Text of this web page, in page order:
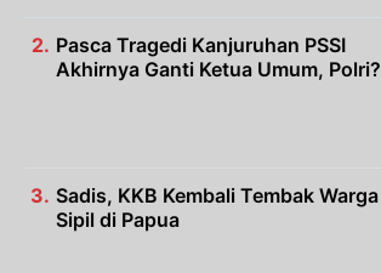
Pasca Tragedi Kanjuruhan PSSI
Akhirnya Ganti Ketua Umum, Polri?
Sadis, KKB Kembali Tembak Warga
Sipil di Papua